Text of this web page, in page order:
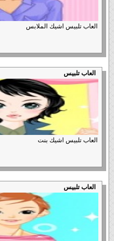
العاب تلبيس اشيك الملابس
العاب تلبيس
العاب تلبيس اشيك بنت
العاب تلبيس